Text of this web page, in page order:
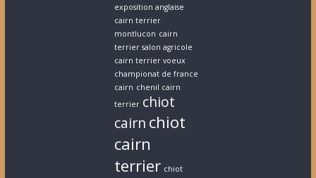
exposition anglaise
cairn terrier
montlucon cairn
terrier salon agricole
cairn terrier voeux
championat de france
cairn chenil cairn
terrier chiot
cairn chiot
cairn
terrier chiot